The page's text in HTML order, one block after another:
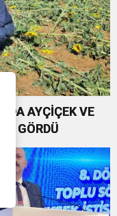
AYÇİÇEK VE
GÖRDÜ